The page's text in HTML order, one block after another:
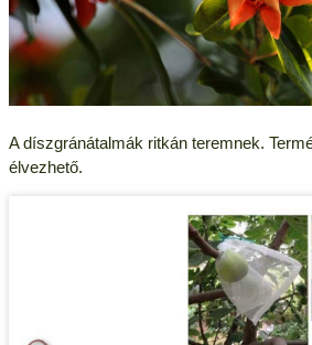
A díszgránátalmák ritkán teremnek.
élvezhető.